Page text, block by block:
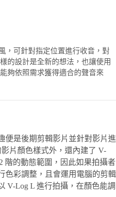
，可針對指定位置進行收音，對
的設計是全新的想法，也讓使用
夠依照需求獲得適合的聲音來
便是後期剪輯影片並針對影片進
片顏色樣式外，還內建了 V-
階的動態範圍，因此如果拍攝者
色彩調整，且會運用電腦的剪輯
V-Log L 進行拍攝，在顏色能調